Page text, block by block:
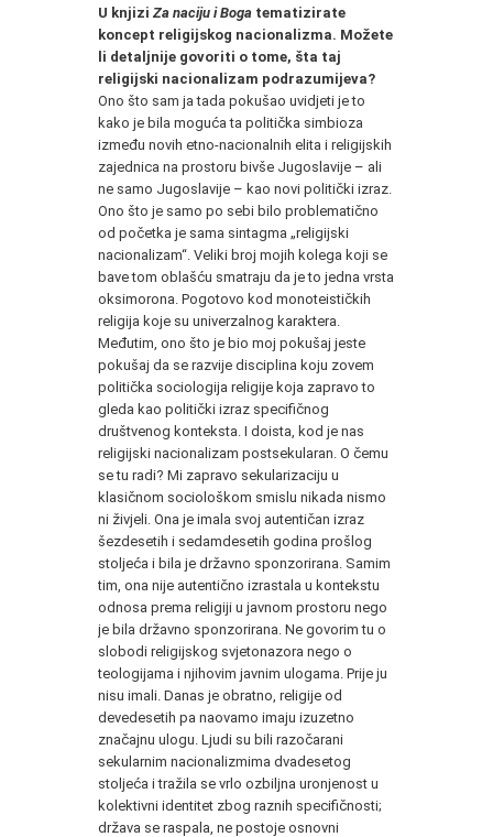
U knjizi Za naciju i Boga tematizirate
koncept religijskog nacionalizma. Možete
li detaljnije govoriti o tome, šta taj
religijski nacionalizam podrazumijeva?
Ono što sam ja tada pokušao uvidjeti je to
kako je bila moguća ta politička simbioza
između novih etno-nacionalnih elita i religijskih
zajednica na prostoru bivše Jugoslavije – ali
ne samo Jugoslavije – kao novi politički izraz.
Ono što je samo po sebi bilo problematično
od početka je sama sintagma „religijski
nacionalizam“. Veliki broj mojih kolega koji se
bave tom oblašću smatraju da je to jedna vrsta
oksimorona. Pogotovo kod monoteističkih
religija koje su univerzalnog karaktera.
Međutim, ono što je bio moj pokušaj jeste
pokušaj da se razvije disciplina koju zovem
politička sociologija religije koja zapravo to
gleda kao politički izraz specifičnog
društvenog konteksta. I doista, kod je nas
religijski nacionalizam postsekularan. O čemu
se tu radi? Mi zapravo sekularizaciju u
klasičnom sociološkom smislu nikada nismo
ni živjeli. Ona je imala svoj autentičan izraz
šezdesetih i sedamdesetih godina prošlog
stoljeća i bila je državno sponzorirana. Samim
tim, ona nije autentično izrastala u kontekstu
odnosa prema religiji u javnom prostoru nego
je bila državno sponzorirana. Ne govorim tu o
slobodi religijskog svjetonazora nego o
teologijama i njihovim javnim ulogama. Prije ju
nisu imali. Danas je obratno, religije od
devedesetih pa naovamo imaju izuzetno
značajnu ulogu. Ljudi su bili razočarani
sekularnim nacionalizmima dvadesetog
stoljeća i tražila se vrlo ozbiljna uronjenost u
kolektivni identitet zbog raznih specifičnosti;
država se raspala, ne postoje osnovni